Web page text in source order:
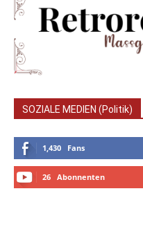
SOZIALE MEDIEN (Politik)
1,430 Fans
26 Abonnenten